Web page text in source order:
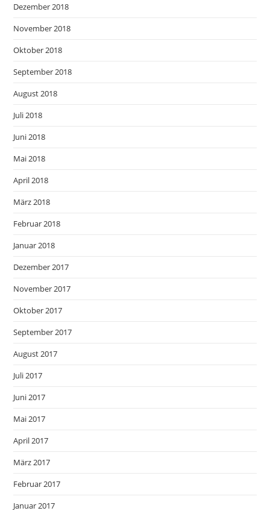
Dezember 2018
November 2018
Oktober 2018
September 2018
August 2018
Juli 2018
Juni 2018
Mai 2018
April 2018
März 2018
Februar 2018
Januar 2018
Dezember 2017
November 2017
Oktober 2017
September 2017
August 2017
Juli 2017
Juni 2017
Mai 2017
April 2017
März 2017
Februar 2017
Januar 2017